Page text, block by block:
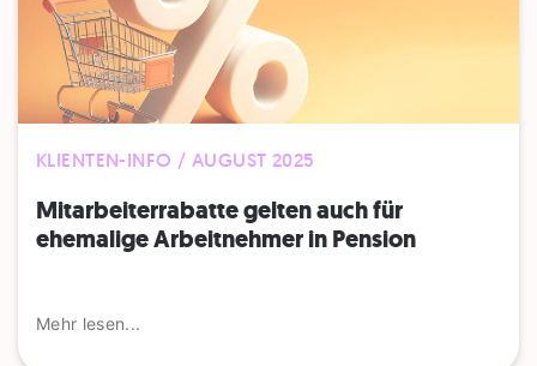
KLIENTEN-INFO / AUGUST 2025
Mitarbeiterrabatte gelten auch für
ehemalige Arbeitnehmer in Pension
Mehr lesen...